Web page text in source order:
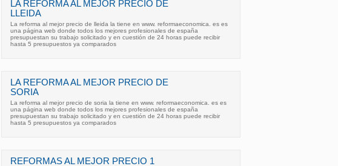
LA REFORMA AL MEJOR PRECIO DE
LLEIDA
La reforma al mejor precio de lleida la tiene en www. reformaeconomica. es es
una página web donde todos los mejores profesionales de españa
presupuestan su trabajo solicitado y en cuestión de 24 horas puede recibir
hasta 5 presupuestos ya comparados
LA REFORMA AL MEJOR PRECIO DE
SORIA
La reforma al mejor precio de soria la tiene en www. reformaeconomica. es es
una página web donde todos los mejores profesionales de españa
presupuestan su trabajo solicitado y en cuestión de 24 horas puede recibir
hasta 5 presupuestos ya comparados
REFORMAS AL MEJOR PRECIO 1